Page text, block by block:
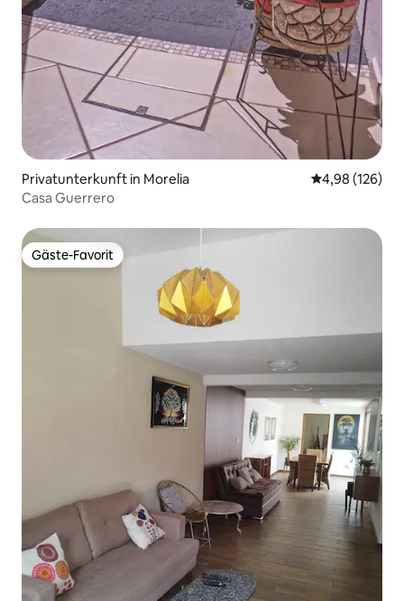
Privatunterkunft in Morelia
4,98 (126)
Casa Guerrero
Gäste-Favorit
Gäste-Favorit